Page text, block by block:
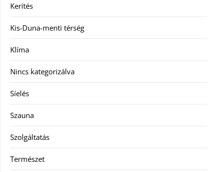
Kerítés
Kis-Duna-menti térség
Klíma
Nincs kategorizálva
Síelés
Szauna
Szolgáltatás
Természet